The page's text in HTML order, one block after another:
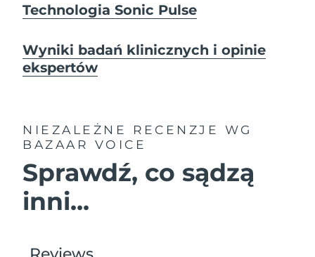
Technologia Sonic Pulse
Wyniki badań klinicznych i opinie
ekspertów
NIEZALEŻNE RECENZJE
WG
BAZAAR VOICE
Sprawdź, co sądzą
inni...